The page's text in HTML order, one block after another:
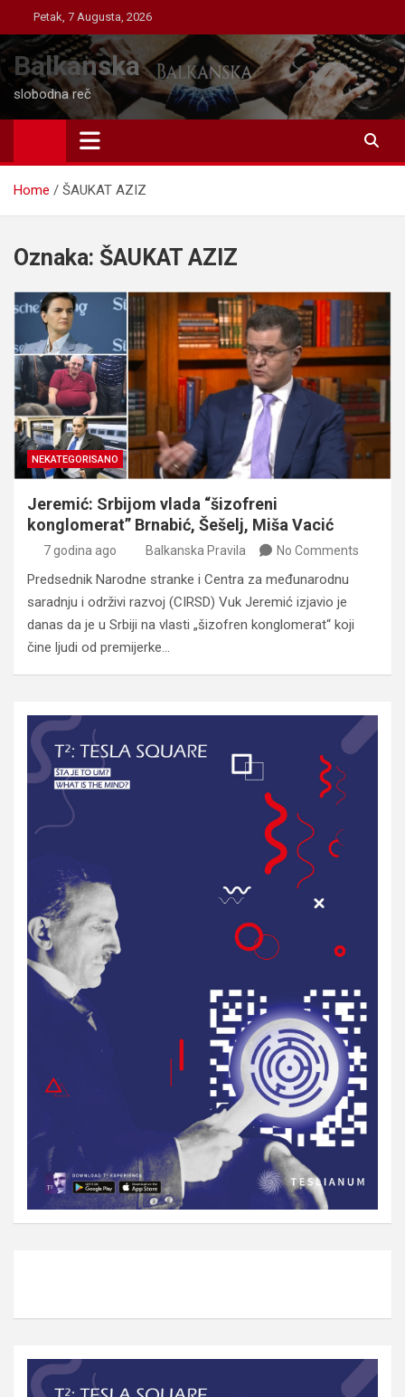
to
content
Petak, 7 Augusta, 2026
Balkanska
slobodna reč
Home ŠAUKAT AZIZ
Oznaka: ŠAUKAT AZIZ
NEKATEGORISANO
Jeremić: Srbijom vlada “šizofreni
konglomerat” Brnabić, Šešelj, Miša Vacić
7 godina ago Balkanska Pravila No Comments
Predsednik Narodne stranke i Centra za međunarodnu
saradnju i održivi razvoj (CIRSD) Vuk Jeremić izjavio je
danas da je u Srbiji na vlasti „šizofren konglomerat“ koji
čine ljudi od premijerke…